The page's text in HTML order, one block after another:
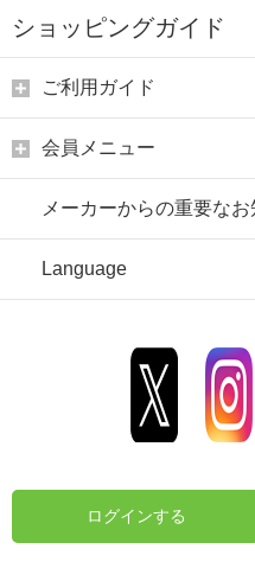
ショッピングガイド
ご利用ガイド
会員メニュー
メーカーからの重要な
Language
ログインする